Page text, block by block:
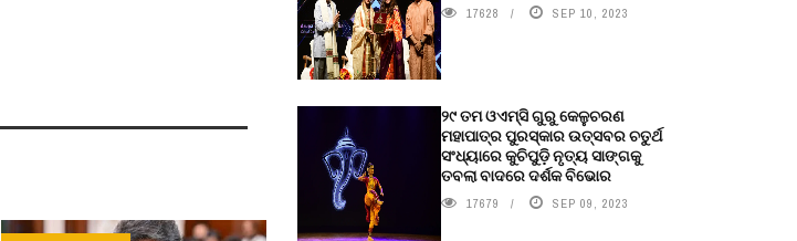
17628 SEP 10, 2023
୨୯ ତମ ଓଏମ୍‌ସି ଗୁରୁ କେଳୁଚରଣ
ମହାପାତ୍ର ପୁରସ୍କାର ଉତ୍ସବର ଚତୁର୍ଥ
ସଂଧ୍ୟାରେ କୁଚିପୁଡ଼ି ନୃତ୍ୟ ସାଙ୍ଗକୁ
ତବଲା ବାଦରେ ଦର୍ଶକ ବିଭୋର
17679 SEP 09, 2023